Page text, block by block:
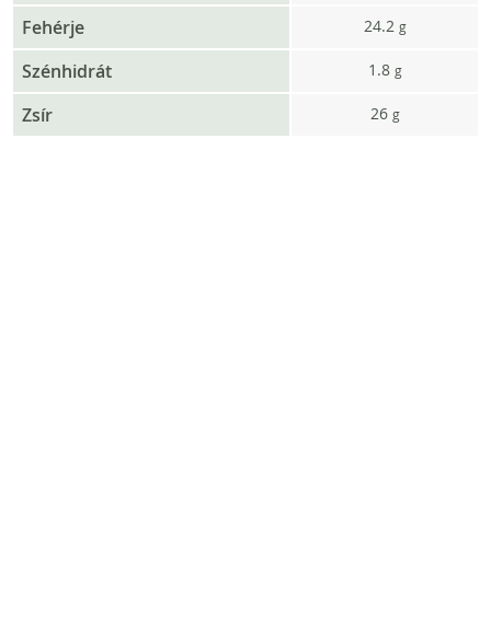
Fehérje 24.2 g
Szénhidrát 1.8 g
Zsír 26 g